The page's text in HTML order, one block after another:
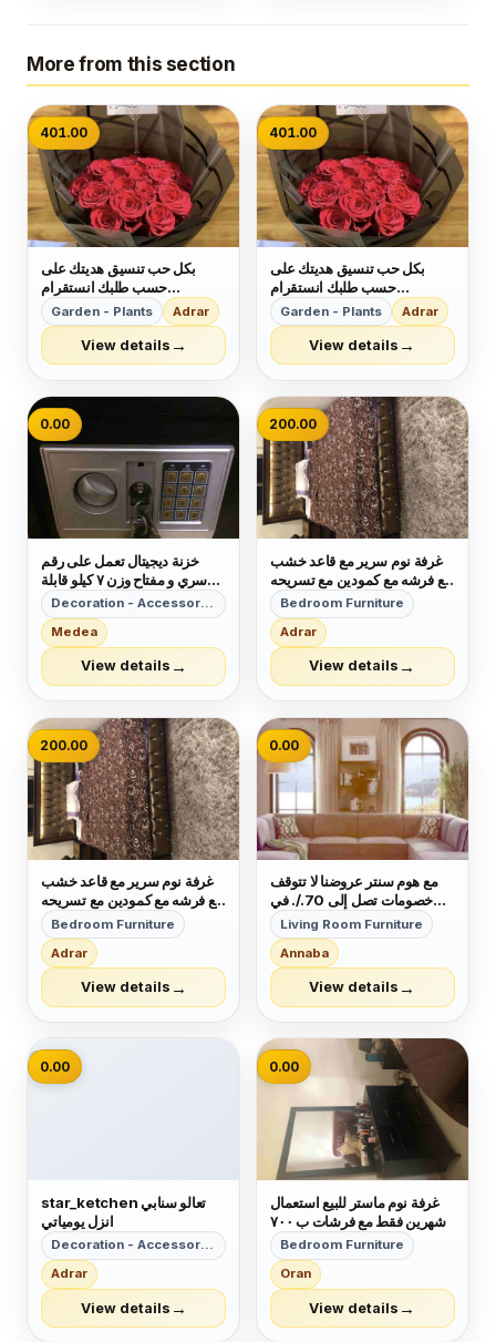
More from this section
401.00
بكل حب تنسيق هديتك على
حسب طلبك انستقرام
blackflower477
Garden - Plants Adrar
View details →
401.00
بكل حب تنسيق هديتك على
حسب طلبك انستقرام
blackflower477
Garden - Plants Adrar
View details →
0.00
خزنة ديجيتال تعمل على رقم
سري و مفتاح وزن ٧ كيلو قابلة
للتثبيت
Decoration - Accessories
Medea
View details →
200.00
غرفة نوم سرير مع قاعد خشب
مع فرشه مع كمودين مع تسريحه
مرايا بدون خزانه سعر ٢٠٠ دينار
رقم خاص ٠٧٧٨٢٥٨٨١٠
Bedroom Furniture
Adrar
View details →
200.00
غرفة نوم سرير مع قاعد خشب
مع فرشه مع كمودين مع تسريحه
مرايا بدون خزانه سعر ٢٠٠ دينار
رقم خاص ٠٧٧٨٢٥٨٨١٠
Bedroom Furniture
Adrar
View details →
0.00
مع هوم سنتر عروضنا لا تتوقف
خصومات تصل إلى 70./. في
جميع فروعنا بالمملكه على
موديلات 2018
Living Room Furniture
Annaba
View details →
📷
0.00
star_ketchen تعالو سنابي
انزل يومياتي
Decoration - Accessories
Adrar
View details →
0.00
غرفة نوم ماستر للبيع استعمال
شهرين فقط مع فرشات ب ٧٠٠
دينارBedroom Furniture
Oran
View details →